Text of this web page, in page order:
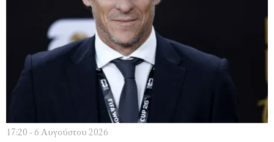
17:20 - 6 Αυγούστου 2026